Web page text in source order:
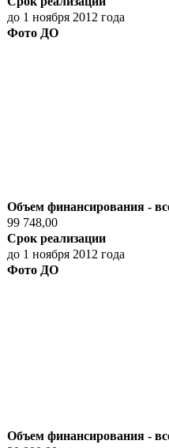
до 1 ноября 2012 года
Фото ДО
Объем финансирования -
99 748,00
Срок реализации
до 1 ноября 2012 года
Фото ДО
Объем финансирования -